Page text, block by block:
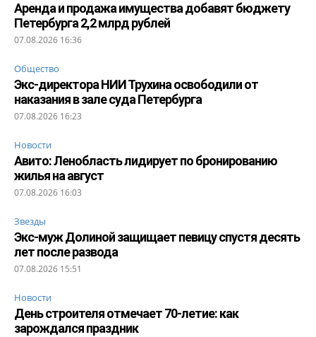
Аренда и продажа имущества добавят бюджету
Петербурга 2,2 млрд рублей
07.08.2026 16:36
Общество
Экс-директора НИИ Трухина освободили от
наказания в зале суда Петербурга
07.08.2026 16:23
Новости
Авито: Ленобласть лидирует по бронированию
жилья на август
07.08.2026 16:03
Звезды
Экс-муж Долиной защищает певицу спустя десять
лет после развода
07.08.2026 15:51
Новости
День строителя отмечает 70-летие: как
зарождался праздник